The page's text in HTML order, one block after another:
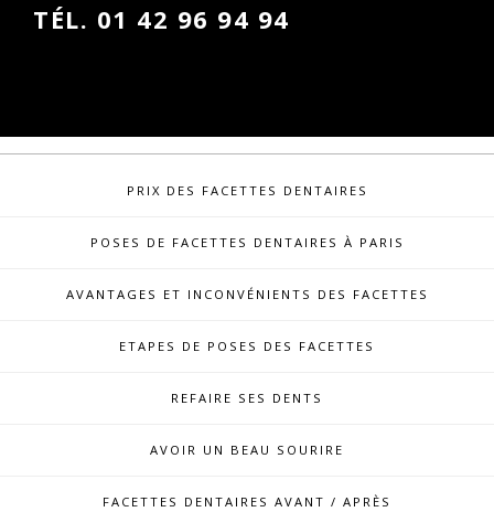
TÉL. 01 42 96 94 94
PRIX DES FACETTES DENTAIRES
POSES DE FACETTES DENTAIRES À PARIS
AVANTAGES ET INCONVÉNIENTS DES FACETTES
ETAPES DE POSES DES FACETTES
REFAIRE SES DENTS
AVOIR UN BEAU SOURIRE
FACETTES DENTAIRES AVANT / APRÈS